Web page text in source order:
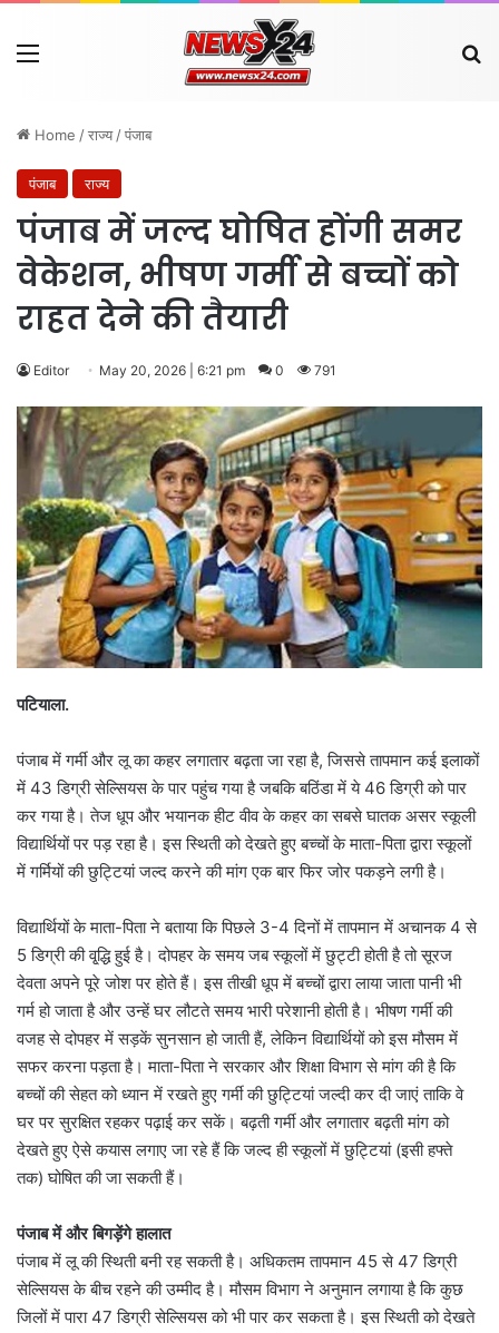
Menu
Home /राज्य /पंजाब
पंजाब राज्य
पंजाब में जल्द घोषित होंगी समर
वेकेशन, भीषण गर्मी से बच्चों को
राहत देने की तैयारी
Editor May 20, 2026 | 6:21 pm 0 791
पटियाला.
पंजाब में गर्मी और लू का कहर लगातार बढ़ता जा रहा है, जिससे तापमान कई इलाकों
में 43 डिग्री सेल्सियस के पार पहुंच गया है जबकि बठिंडा में ये 46 डिग्री को पार
कर गया है। तेज धूप और भयानक हीट वीव के कहर का सबसे घातक असर स्कूली
विद्यार्थियों पर पड़ रहा है। इस स्थिती को देखते हुए बच्चों के माता-पिता द्वारा स्कूलों
में गर्मियों की छुट्टियां जल्द करने की मांग एक बार फिर जोर पकड़ने लगी है।
विद्यार्थियों के माता-पिता ने बताया कि पिछले 3-4 दिनों में तापमान में अचानक 4 से
5 डिग्री की वृ्द्धि हुई है। दोपहर के समय जब स्कूलों में छुट्टी होती है तो सूरज
देवता अपने पूरे जोश पर होते हैं। इस तीखी धूप में बच्चों द्वारा लाया जाता पानी भी
गर्म हो जाता है और उन्हें घर लौटते समय भारी परेशानी होती है। भीषण गर्मी की
वजह से दोपहर में सड़कें सुनसान हो जाती हैं, लेकिन विद्यार्थियों को इस मौसम में
सफर करना पड़ता है। माता-पिता ने सरकार और शिक्षा विभाग से मांग की है कि
बच्चों की सेहत को ध्यान में रखते हुए गर्मी की छुट्टियां जल्दी कर दी जाएं ताकि वे
घर पर सुरक्षित रहकर पढ़ाई कर सकें। बढ़ती गर्मी और लगातार बढ़ती मांग को
देखते हुए ऐसे कयास लगाए जा रहे हैं कि जल्द ही स्कूलों में छुट्टियां (इसी हफ्ते
तक) घोषित की जा सकती हैं।
पंजाब में और बिगड़ेंगे हालात
पंजाब में लू की स्थिती बनी रह सकती है। अधिकतम तापमान 45 से 47 डिग्री
सेल्सियस के बीच रहने की उम्मीद है। मौसम विभाग ने अनुमान लगाया है कि कुछ
जिलों में पारा 47 डिग्री सेल्सियस को भी पार कर सकता है। इस स्थिती को देखते